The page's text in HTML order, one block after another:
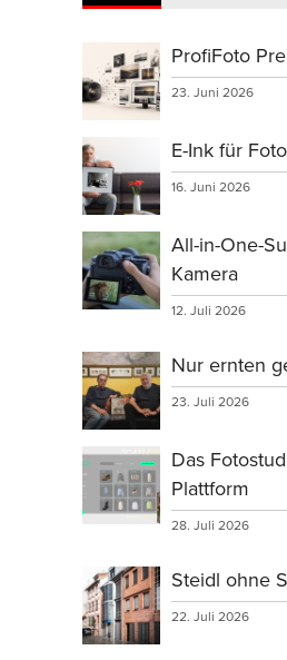
ProfiFoto
23. Juni 2026
E-Ink für
16. Juni 2026
All-in-One-
Kamera
12. Juli 2026
Nur ernten
23. Juli 2026
Das
Plattform
28. Juli 2026
Steidl ohne
22. Juli 2026